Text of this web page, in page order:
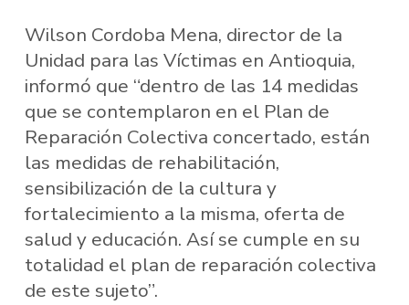
Wilson Cordoba Mena, director de la
Unidad para las Víctimas en Antioquia,
informó que “dentro de las 14 medidas
que se contemplaron en el Plan de
Reparación Colectiva concertado, están
las medidas de rehabilitación,
sensibilización de la cultura y
fortalecimiento a la misma, oferta de
salud y educación. Así se cumple en su
totalidad el plan de reparación colectiva
de este sujeto”.